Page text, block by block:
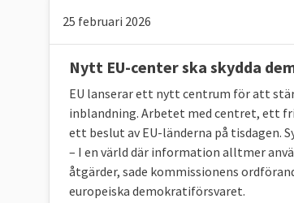
25 februari 2026
Nytt EU-center ska skydda
EU lanserar ett nytt centrum för att
inblandning. Arbetet med centret, ett
ett beslut av EU-länderna på tisdagen.
– I en värld där information alltmer
åtgärder, sade kommissionens
europeiska demokratiförsvaret.